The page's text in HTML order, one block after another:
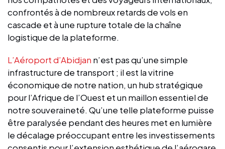
confrontés à de nombreux retards de vols en
cascade et à une rupture totale de la chaîne
logistique de la plateforme.
L’Aéroport d’Abidjan n’est pas qu’une simple
infrastructure de transport ; il est la vitrine
économique de notre nation, un hub stratégique
pour l’Afrique de l’Ouest et un maillon essentiel de
notre souveraineté. Qu’une telle plateforme puisse
être paralysée pendant des heures met en lumière
le décalage préoccupant entre les investissements